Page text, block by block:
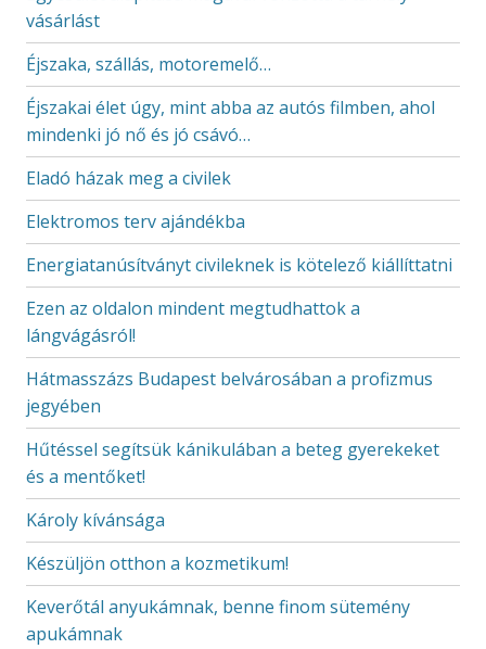
vásárlást
Éjszaka, szállás, motoremelő…
Éjszakai élet úgy, mint abba az autós filmben, ahol
mindenki jó nő és jó csávó…
Eladó házak meg a civilek
Elektromos terv ajándékba
Energiatanúsítványt civileknek is kötelező kiállíttatni
Ezen az oldalon mindent megtudhattok a
lángvágásról!
Hátmasszázs Budapest belvárosában a profizmus
jegyében
Hűtéssel segítsük kánikulában a beteg gyerekeket
és a mentőket!
Károly kívánsága
Készüljön otthon a kozmetikum!
Keverőtál anyukámnak, benne finom sütemény
apukámnak